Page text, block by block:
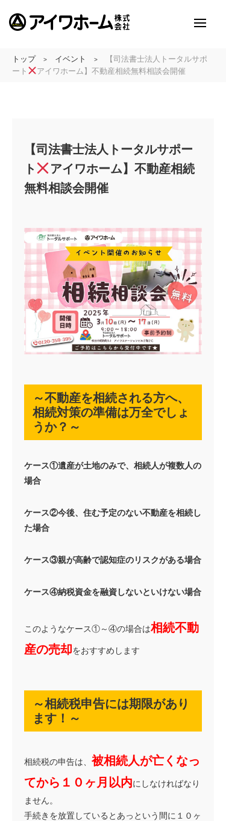
アイワホームとは
アイワホームの実例紹介
会社のこと
イベント情報
お知らせ情報
オーナーの皆様
問い合わせ
資料請求はこちら
トップ > イベント >
【司法書士法人トータルサポ
ート
アイワホーム】不動産相続無料相談会開催
【司法書士法人トータルサポー
ト
アイワホーム】不動産相続
無料相談会開催
～不動産を相続される方へ、
相続対策の準備は万全でしょ
うか？～
ケース①遺産が土地のみで、相続人が複数人の
場合
ケース②今後、住む予定のない不動産を相続し
た場合
ケース③親が高齢で認知症のリスクがある場合
ケース④納税資金を融資しないといけない場合
このようなケース①～④の場合は相続不動
産の売却をおすすめします
～相続税申告には期限があり
ます！～
相続税の申告は、被相続人が亡くなっ
てから１０ヶ月以内にしなければなり
ません。
手続きを放置しているとあっという間に１０ヶ